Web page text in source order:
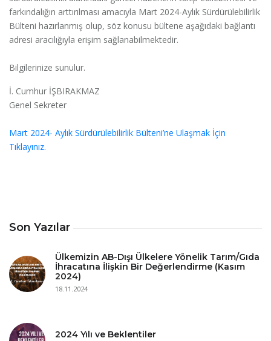
Son Yazılar
Ülkemizin AB-Dışı Ülkelere Yönelik Tarım/Gıda
İhracatına İlişkin Bir Değerlendirme (Kasım
2024)
18.11.2024
2024 Yılı ve Beklentiler
farkındalığın arttırılması amacıyla Mart 2024-Aylık Sürdürülebilirlik
Bülteni hazırlanmış olup, söz konusu bültene aşağıdaki bağlantı
adresi aracılığıyla erişim sağlanabilmektedir.
Bilgilerinize sunulur.
İ. Cumhur İŞBIRAKMAZ
Genel Sekreter
Mart 2024- Aylık Sürdürülebilirlik Bülteni’ne Ulaşmak İçin
Tıklayınız.